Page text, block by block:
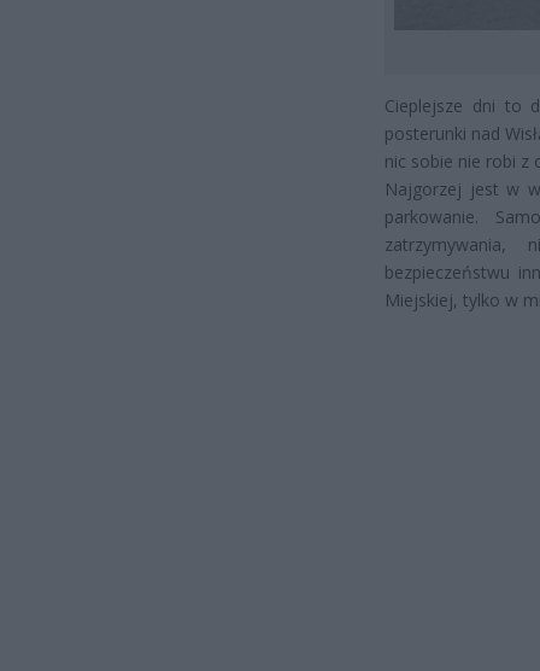
Cieplejsze dni to
posterunki nad
nic sobie nie robi z
Najgorzej jest w
parkowanie.
zatrzymywania,
bezpieczeństwu
Miejskiej, tylko w